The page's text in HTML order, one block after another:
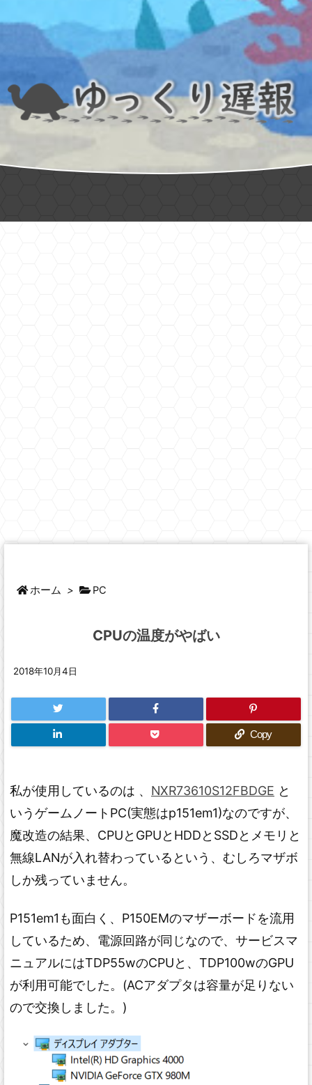
ホーム > PC
CPUの温度がやばい
2018年10月4日
Copy
私が使用しているのは 、 NXR73610S12FBDGE と
いうゲームノートPC(実態はp151em1)なのですが、
魔改造の結果、CPUとGPUとHDDとSSDとメモリと
無線LANが入れ替わっているという、むしろマザボ
しか残っていません。
P151em1も面白く、P150EMのマザーボードを流用
しているため、電源回路が同じなので、サービスマ
ニュアルにはTDP55wのCPUと、TDP100wのGPU
が利用可能でした。(ACアダプタは容量が足りない
ので交換しました。)